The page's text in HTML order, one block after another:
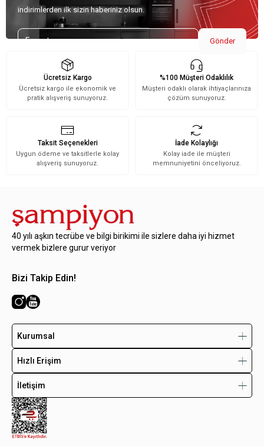
indirimlerden ilk sizin haberiniz olsun.
Gönder
Ücretsiz Kargo
Ücretsiz kargo ile ekonomik ve
pratik alışveriş sunuyoruz.
%100 Müşteri Odaklılık
Müşteri odaklı olarak ihtiyaçlarınıza
çözüm sunuyoruz.
Taksit Seçenekleri
Uygun ödeme ve taksitlerle kolay
alışveriş sunuyoruz.
İade Kolaylığı
Kolay iade ile müşteri
memnuniyetini önceliyoruz.
40 yılı aşkın tecrübe ve bilgi birikimi ile sizlere daha iyi hizmet
vermek bizlere gurur veriyor
Bizi Takip Edin!
Kurumsal
Hızlı Erişim
İletişim